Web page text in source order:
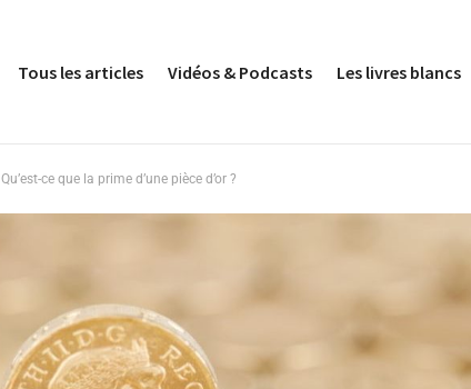
Tous les articles Vidéos & Podcasts Les livres blancs
Qu’est-ce que la prime d’une pièce d’or ?